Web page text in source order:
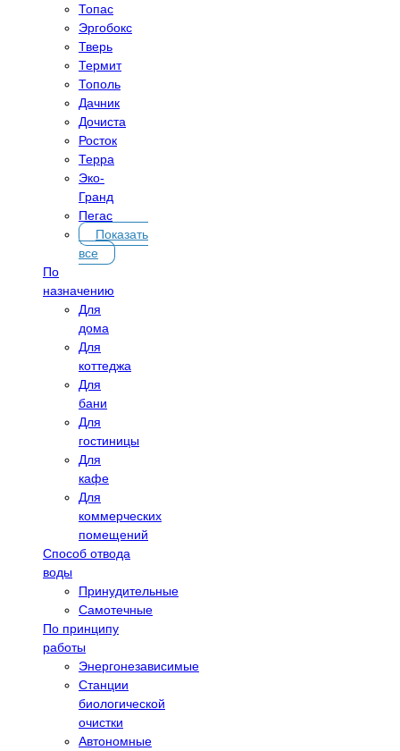
Топас
Эргобокс
Тверь
Термит
Тополь
Дачник
Дочиста
Росток
Терра
Эко-
Гранд
Пегас
Показать
все
По
назначению
Для
дома
Для
коттеджа
Для
бани
Для
гостиницы
Для
кафе
Для
коммерческих
помещений
Способ отвода
воды
Принудительные
Самотечные
По принципу
работы
Энергонезависимые
Станции
биологической
очистки
Автономные